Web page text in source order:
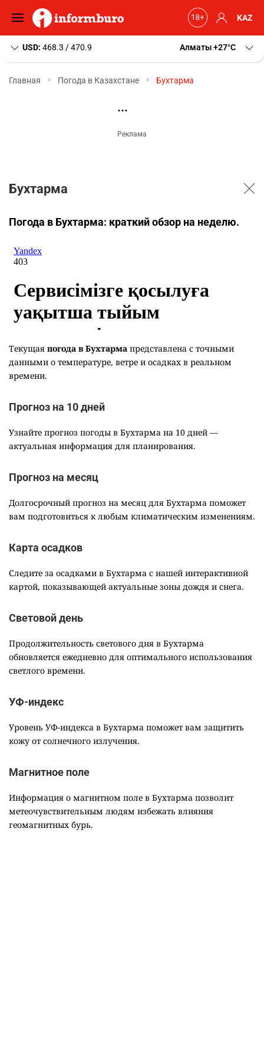
KAZ
USD: 468.3 / 470.9 Алматы+27 C
Главная Погода в Казахстане Бухтарма
Бухтарма
Погода в Бухтарма: краткий обзор на неделю.
Текущая погода в Бухтарма представлена с точными
данными о температуре, ветре и осадках в реальном
времени.
Прогноз на 10 дней
Узнайте прогноз погоды в Бухтарма на 10 дней —
актуальная информация для планирования.
Прогноз на месяц
Долгосрочный прогноз на месяц для Бухтарма поможет
вам подготовиться к любым климатическим изменениям.
Карта осадков
Следите за осадками в Бухтарма с нашей интерактивной
картой, показывающей актуальные зоны дождя и снега.
Световой день
Продолжительность светового дня в Бухтарма
обновляется ежедневно для оптимального использования
светлого времени.
УФ-индекс
Уровень УФ-индекса в Бухтарма поможет вам защитить
кожу от солнечного излучения.
Магнитное поле
Информация о магнитном поле в Бухтарма позволит
метеочувствительным людям избежать влияния
геомагнитных бурь.